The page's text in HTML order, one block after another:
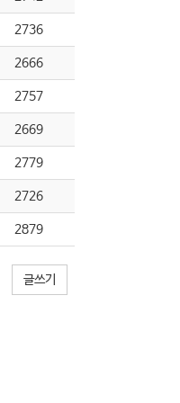
2736
2666
2757
2669
2779
2726
2879
글쓰기